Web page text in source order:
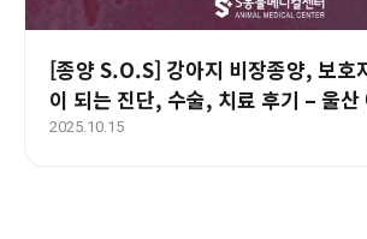
[종양 S.O.S] 강아지 비장종양, 보호
이 되는 진단, 수술, 치료 후기 – 울산
2025.10.15